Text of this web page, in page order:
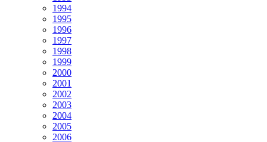
1994
1995
1996
1997
1998
1999
2000
2001
2002
2003
2004
2005
2006